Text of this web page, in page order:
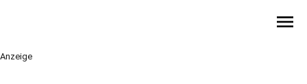
menu
Anzeige